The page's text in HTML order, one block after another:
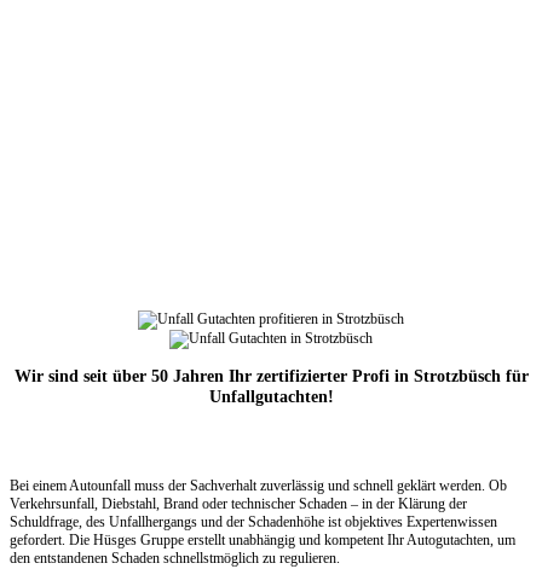
Wir sind seit über 50 Jahren Ihr zertifizierter Profi in Strotzbüsch für
Unfallgutachten!
Bei einem Autounfall muss der Sachverhalt zuverlässig und schnell geklärt werden. Ob
Verkehrsunfall, Diebstahl, Brand oder technischer Schaden – in der Klärung der
Schuldfrage, des Unfallhergangs und der Schadenhöhe ist objektives Expertenwissen
gefordert. Die Hüsges Gruppe erstellt unabhängig und kompetent Ihr Autogutachten, um
den entstandenen Schaden schnellstmöglich zu regulieren.